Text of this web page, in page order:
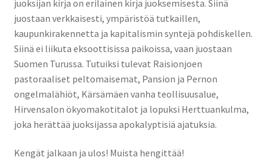
juoksijan kirja on erilainen kirja juoksemisesta. Siinä
juostaan verkkaisesti, ympäristöä tutkaillen,
kaupunkirakennetta ja kapitalismin syntejä pohdiskellen.
Siinä ei liikuta eksoottisissa paikoissa, vaan juostaan
Suomen Turussa. Tutuiksi tulevat Raisionjoen
pastoraaliset peltomaisemat, Pansion ja Pernon
ongelmalähiöt, Kärsämäen vanha teollisuusalue,
Hirvensalon ökyomakotitalot ja lopuksi Herttuankulma,
joka herättää juoksijassa apokalyptisiä ajatuksia.
Kengät jalkaan ja ulos! Muista hengittää!